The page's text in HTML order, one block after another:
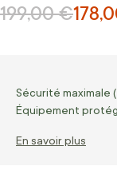
Prix
Prix normal
199,00 €
Sécurité maximale
Équipement
En savoir plus